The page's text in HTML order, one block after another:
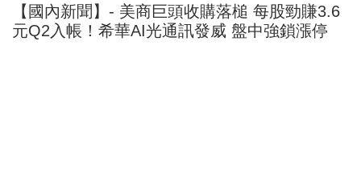
【國內新聞】- 美商巨頭收購落槌 每股勁賺3.6
元Q2入帳！希華AI光通訊發威 盤中強鎖漲停